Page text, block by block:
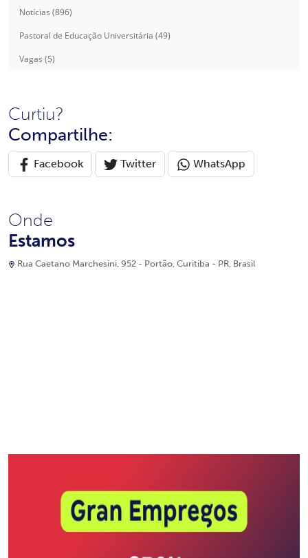
Notícias (896)
Pastoral de Educação Universitária (49)
Vagas (5)
Curtiu?
Compartilhe:
Facebook Twitter WhatsApp
Onde
Estamos
Rua Caetano Marchesini, 952 - Portão, Curitiba - PR, Brasil